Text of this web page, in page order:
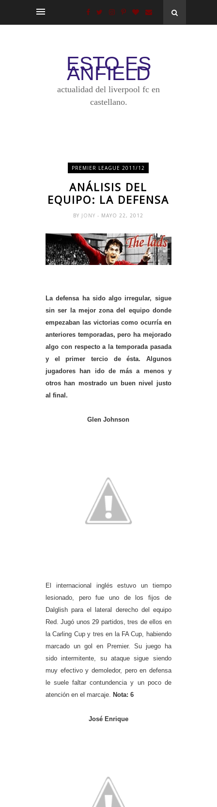
ESTO ES
ANFIELD
actualidad del liverpool fc en
castellano.
PREMIER LEAGUE 2011/12
ANÁLISIS DEL
EQUIPO: LA DEFENSA
BY JONY- MAYO 22, 2012
La defensa ha sido algo irregular, sigue
sin ser la mejor zona del equipo donde
empezaban las victorias como ocurría en
anteriores temporadas, pero ha mejorado
algo con respecto a la temporada pasada
y el primer tercio de ésta. Algunos
jugadores han ido de más a menos y
otros han mostrado un buen nivel justo
al final.
Glen Johnson
El internacional inglés estuvo un tiempo
lesionado, pero fue uno de los fijos de
Dalglish para el lateral derecho del equipo
Red. Jugó unos 29 partidos, tres de ellos en
la Carling Cup y tres en la FA Cup, habiendo
marcado un gol en Premier. Su juego ha
sido intermitente, su ataque sigue siendo
muy efectivo y demoledor, pero en defensa
le suele faltar contundencia y un poco de
atención en el marcaje. Nota: 6
José Enrique